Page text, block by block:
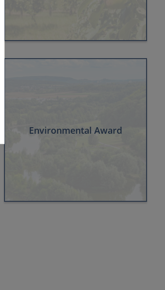
Environmental Award